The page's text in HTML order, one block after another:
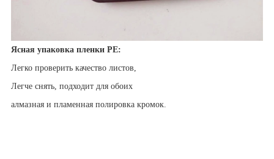
Ясная упаковка пленки PE:
Легко проверить качество листов,
Легче снять, подходит для обоих
алмазная и пламенная полировка кромок.